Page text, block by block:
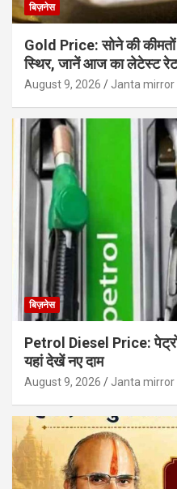
बिज़नेस
Gold Price: सोने की
स्थिर, जानें आज का लेटेस्ट रेट
August 9, 2026 Janta mirror
बिज़नेस
Petrol Diesel Price:
यहां देखें नए दाम
August 9, 2026 Janta mirror